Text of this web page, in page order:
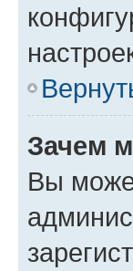
Зачем
Вы